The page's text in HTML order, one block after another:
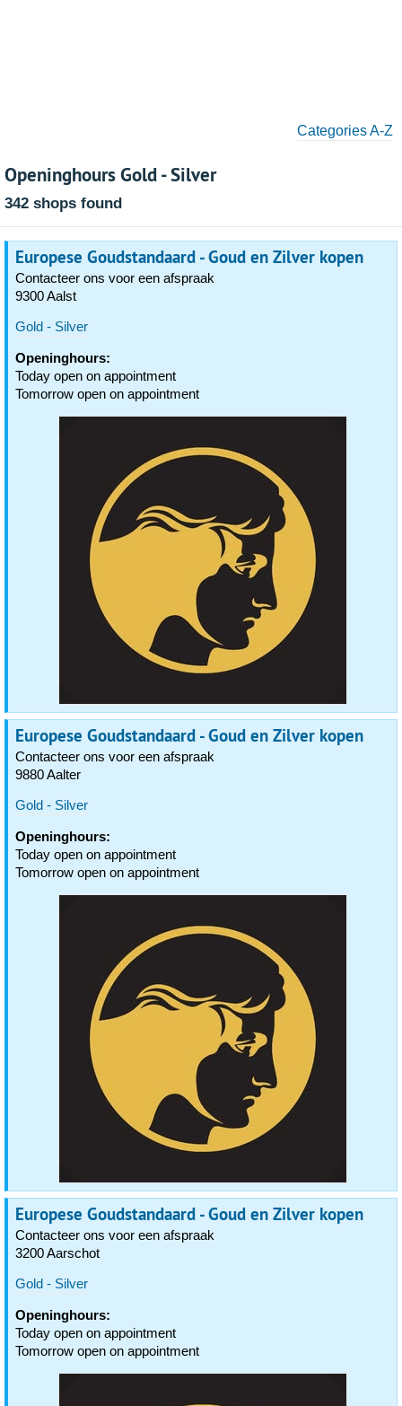
Categories A-Z
Openinghours Gold - Silver
342 shops found
Europese Goudstandaard - Goud en Zilver kopen
Contacteer ons voor een afspraak
9300 Aalst
Gold - Silver
Openinghours:
Today open on appointment
Tomorrow open on appointment
Europese Goudstandaard - Goud en Zilver kopen
Contacteer ons voor een afspraak
9880 Aalter
Gold - Silver
Openinghours:
Today open on appointment
Tomorrow open on appointment
Europese Goudstandaard - Goud en Zilver kopen
Contacteer ons voor een afspraak
3200 Aarschot
Gold - Silver
Openinghours:
Today open on appointment
Tomorrow open on appointment